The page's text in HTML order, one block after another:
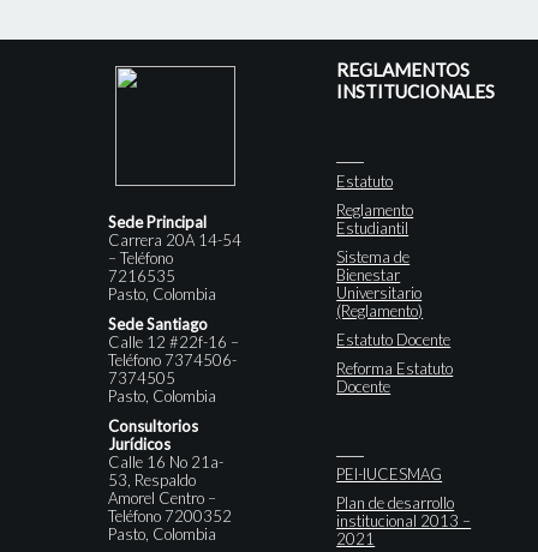
Sede Principal
Carrera 20A 14-54
– Teléfono
7216535
Pasto, Colombia
Sede Santiago
Calle 12 #22f-16 –
Teléfono 7374506-
7374505
Pasto, Colombia
Consultorios
Jurídicos
Calle 16 No 21a-
53, Respaldo
Amorel Centro –
Teléfono 7200352
Pasto, Colombia
REGLAMENTOS
INSTITUCIONALES
Estatuto
Reglamento
Estudiantil
Sistema de
Bienestar
Universitario
(Reglamento)
Estatuto Docente
Reforma Estatuto
Docente
PEI-IUCESMAG
Plan de desarrollo
institucional 2013 –
2021